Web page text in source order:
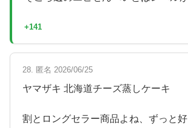
+141
28. 匿名 2026/06/25
ヤマザキ 北海道チーズ蒸しケーキ
割とロングセラー商品よね、ずっと